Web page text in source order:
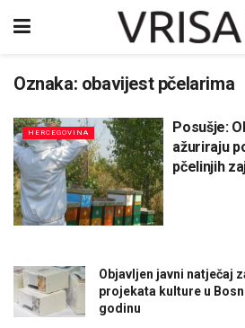
Oznaka: obavijest pčelarima
HERCEGOVINA
Posušje:
ažuriraju
pčelinjih
Objavljen javni natječaj
projekata kulture u
godinu